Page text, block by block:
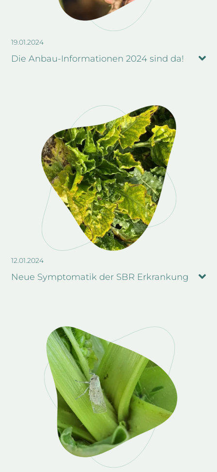
19.01.2024
Die Anbau-Informationen 2024 sind da!
12.01.2024
Neue Symptomatik der SBR Erkrankung